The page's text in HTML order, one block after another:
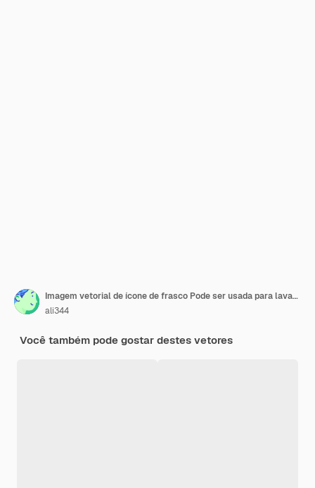
Imagem vetorial de ícone de frasco Pode ser usada para lavandaria
ali344
Você também pode gostar destes vetores